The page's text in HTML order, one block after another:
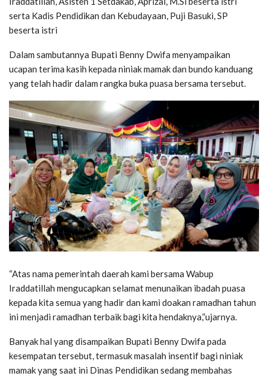
serta Kadis Pendidikan dan Kebudayaan, Puji Basuki, SP
beserta istri
Dalam sambutannya Bupati Benny Dwifa menyampaikan
ucapan terima kasih kepada niniak mamak dan bundo kanduang
yang telah hadir dalam rangka buka puasa bersama tersebut.
“Atas nama pemerintah daerah kami bersama Wabup
Iraddatillah mengucapkan selamat menunaikan ibadah puasa
kepada kita semua yang hadir dan kami doakan ramadhan tahun
ini menjadi ramadhan terbaik bagi kita hendaknya,”ujarnya.
Banyak hal yang disampaikan Bupati Benny Dwifa pada
kesempatan tersebut, termasuk masalah insentif bagi niniak
mamak yang saat ini Dinas Pendidikan sedang membahas